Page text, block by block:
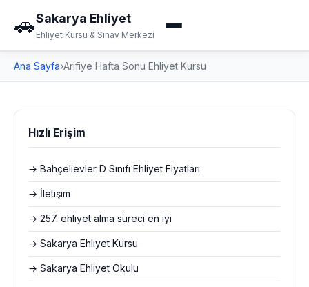
🚗Sakarya Ehliyet
Ehliyet Kursu & Sınav Merkezi
Ana Sayfa›Arifiye Hafta Sonu Ehliyet Kursu
Hızlı Erişim
→ Bahçelievler D Sınıfı Ehliyet Fiyatları
→ İletişim
→ 257. ehliyet alma süreci en iyi
→ Sakarya Ehliyet Kursu
→ Sakarya Ehliyet Okulu